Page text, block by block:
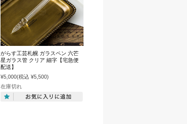
がらす工芸札幌 ガラスペン 六芒
星ガラス管 クリア 細字【宅急便
配送】
¥5,000(税込 ¥5,500)
在庫切れ